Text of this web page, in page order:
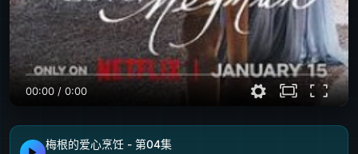
00:00 / 0:00
梅根的爱心烹饪 - 第04集